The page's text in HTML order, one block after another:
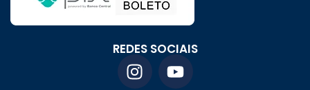
REDES SOCIAIS